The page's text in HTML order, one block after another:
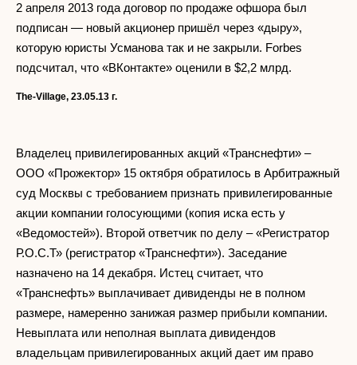
2 апреля 2013 года договор по продаже офшора был
подписан — новый акционер пришёл через «дыру»,
которую юристы Усманова так и не закрыли. Forbes
подсчитал, что «ВКонтакте» оценили в $2,2 млрд.
The-Village, 23.05.13 г.
Владелец привилегированных акций «Транснефти» –
ООО «Прожектор» 15 октября обратилось в Арбитражный
суд Москвы с требованием признать привилегированные
акции компании голосующими (копия иска есть у
«Ведомостей»). Второй ответчик по делу – «Регистратор
Р.О.С.Т» (регистратор «Транснефти»). Заседание
назначено на 14 декабря. Истец считает, что
«Транснефть» выплачивает дивиденды не в полном
размере, намеренно занижая размер прибыли компании.
Невыплата или неполная выплата дивидендов
владельцам привилегированных акций дает им право